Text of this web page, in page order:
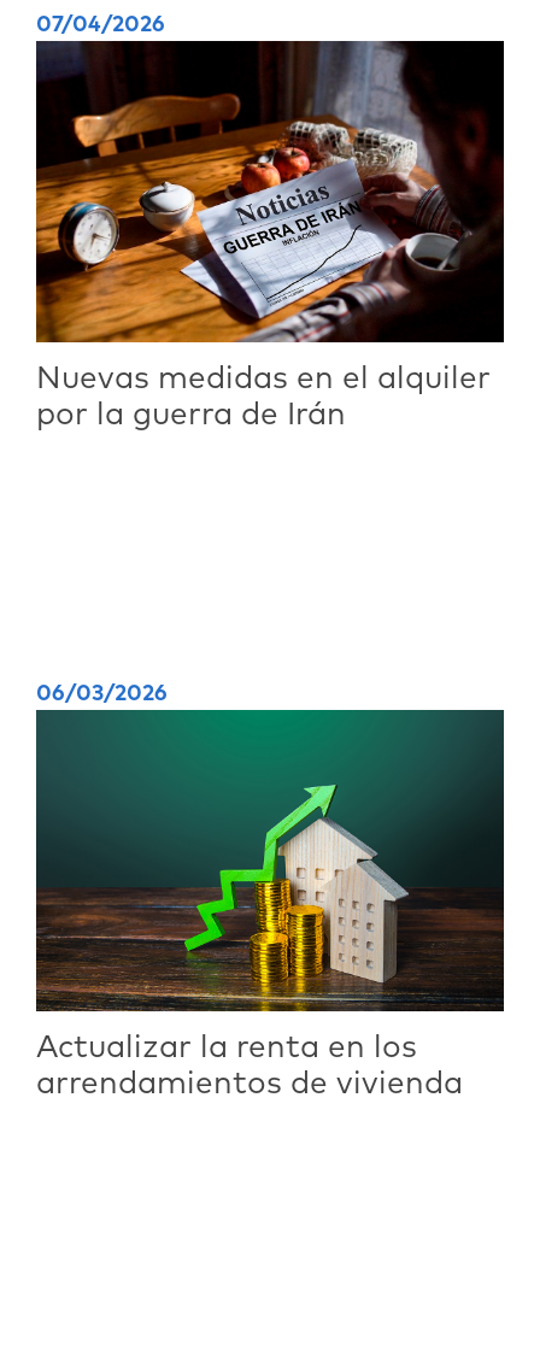
07/04/2026
Nuevas medidas en el alquiler
por la guerra de Irán
06/03/2026
Actualizar la renta en los
arrendamientos de vivienda